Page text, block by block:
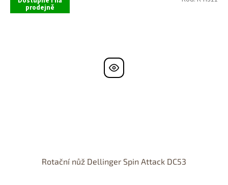
prodejně
Rotační nůž Dellinger Spin Attack DC53